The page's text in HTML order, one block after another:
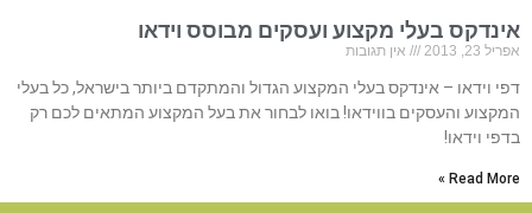
אינדקס בעלי מקצוע ועסקים מבוסס וידאו
אפריל 23, 2013 אין תגובות
דפי וידאו – אינדקס בעלי המקצוע הגדול והמתקדם ביותר בישראל, כל בעלי
המקצוע והעסקים בווידאו! בואו לבחור את בעל המקצוע המתאים לכם רק
בדפי וידאו!
Read More »